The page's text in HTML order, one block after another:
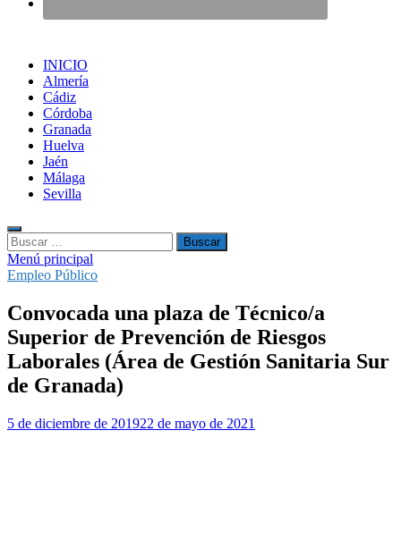
INICIO
Almería
Cádiz
Córdoba
Granada
Huelva
Jaén
Málaga
Sevilla
Buscar:
Menú principal
Empleo Público
Convocada una plaza de Técnico/a
Superior de Prevención de Riesgos
Laborales (Área de Gestión Sanitaria Sur
de Granada)
5 de diciembre de 201922 de mayo de 2021